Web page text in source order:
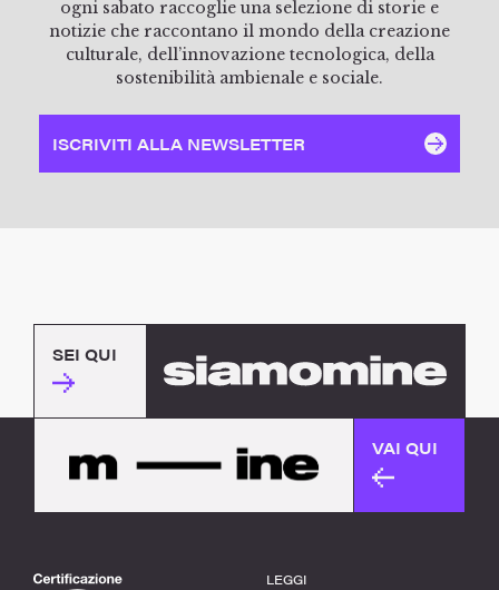
ogni sabato raccoglie una selezione di storie e
notizie che raccontano il mondo della creazione
culturale, dell’innovazione tecnologica, della
sostenibilità ambienale e sociale.
ISCRIVITI ALLA NEWSLETTER
SEI QUI
VAI QUI
LEGGI